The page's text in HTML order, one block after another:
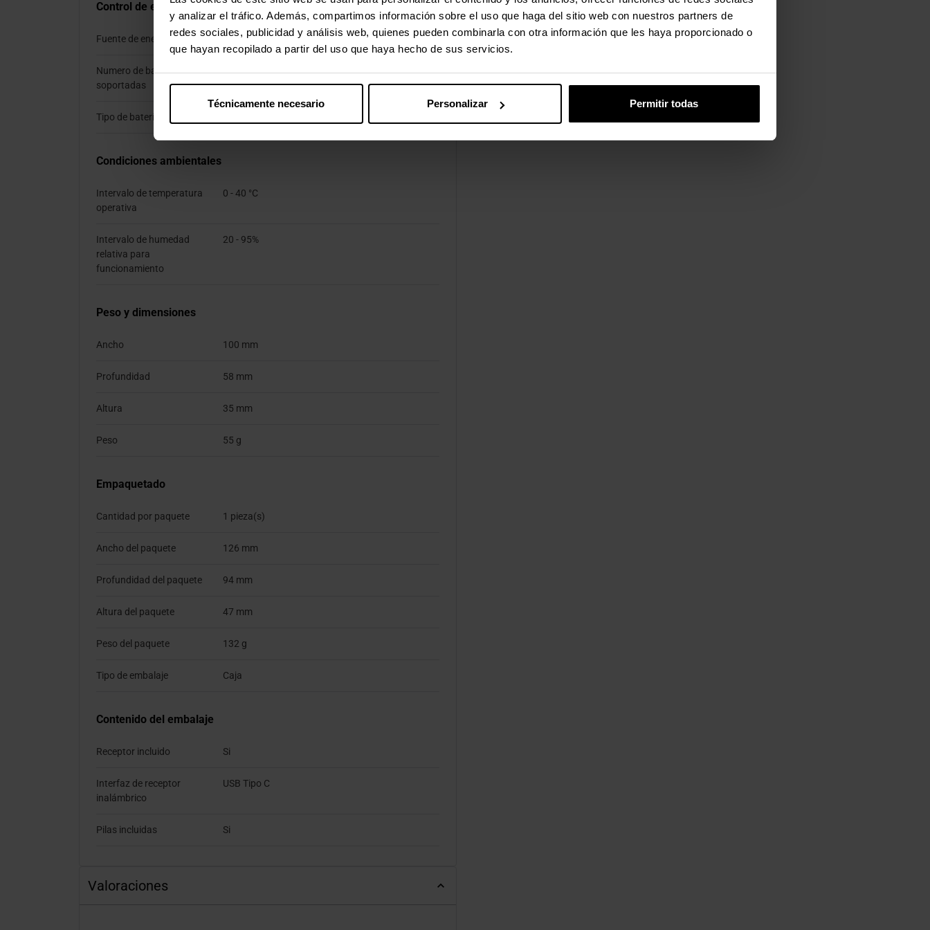
y analizar el tráfico. Además, compartimos información sobre el uso que haga del sitio web con nuestros partners de
redes sociales, publicidad y análisis web, quienes pueden combinarla con otra información que les haya proporcionado o
que hayan recopilado a partir del uso que haya hecho de sus servicios.
Técnicamente necesario Personalizar Permitir todas
Control de energía
Fuente de energía Baterías
Numero de baterías
soportadas
1
Tipo de batería
Condiciones ambientales
Intervalo de temperatura
operativa
0 - 40 °C
Intervalo de humedad
relativa para
funcionamiento
20 - 95%
Peso y dimensiones
Ancho 100 mm
Profundidad 58 mm
Altura 35 mm
Peso 55 g
Empaquetado
Cantidad por paquete 1 pieza(s)
Ancho del paquete 126 mm
Profundidad del paquete 94 mm
Altura del paquete 47 mm
Peso del paquete 132 g
Tipo de embalaje Caja
Contenido del embalaje
Receptor incluido Si
Interfaz de receptor
inalámbrico
USB Tipo C
Pilas incluidas Si
Valoraciones